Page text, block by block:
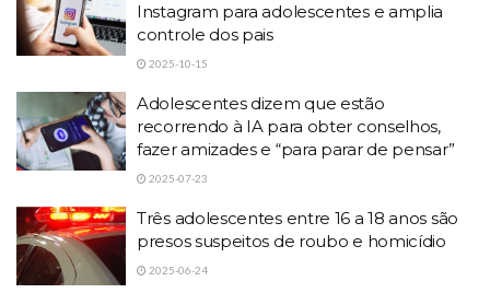
Instagram para adolescentes e amplia
controle dos pais
2025-10-15
Adolescentes dizem que estão
recorrendo à IA para obter conselhos,
fazer amizades e “para parar de pensar”
2025-07-23
Três adolescentes entre 16 a 18 anos são
presos suspeitos de roubo e homicídio
2025-06-24